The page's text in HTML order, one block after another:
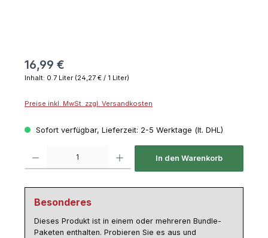
16,99 €
Inhalt: 0.7 Liter (24,27 € / 1 Liter)
Preise inkl. MwSt. zzgl. Versandkosten
Sofort verfügbar, Lieferzeit: 2-5 Werktage (lt. DHL)
In den Warenkorb
Besonderes
Dieses Produkt ist in einem oder mehreren Bundle-
Paketen enthalten. Probieren Sie es aus und